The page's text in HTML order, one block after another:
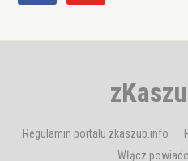
Regulamin portalu zkaszub.info
Włącz